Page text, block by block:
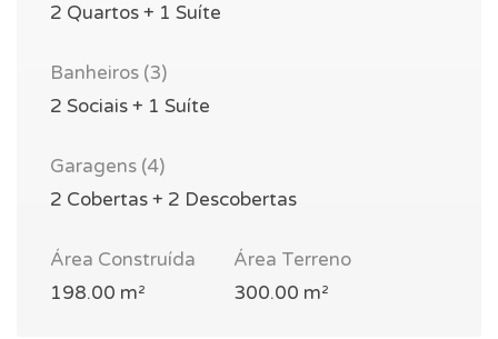
2 Quartos + 1 Suíte
Banheiros (3)
2 Sociais + 1 Suíte
Garagens (4)
2 Cobertas + 2 Descobertas
Área Construída
198.00 m²
Área Terreno
300.00 m²